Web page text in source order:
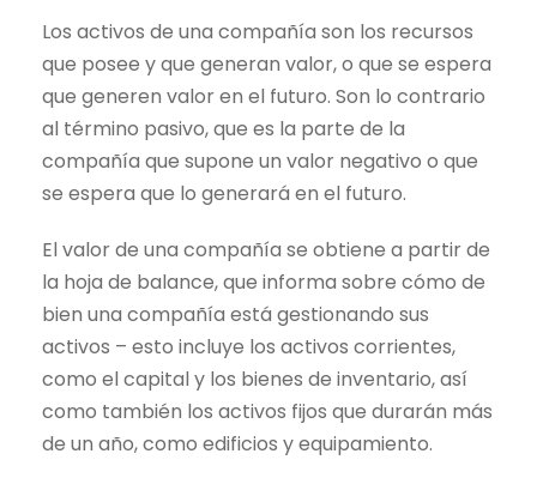
Los activos de una compañía son los recursos
que posee y que generan valor, o que se espera
que generen valor en el futuro. Son lo contrario
al término pasivo, que es la parte de la
compañía que supone un valor negativo o que
se espera que lo generará en el futuro.
El valor de una compañía se obtiene a partir de
la hoja de balance, que informa sobre cómo de
bien una compañía está gestionando sus
activos – esto incluye los activos corrientes,
como el capital y los bienes de inventario, así
como también los activos fijos que durarán más
de un año, como edificios y equipamiento.